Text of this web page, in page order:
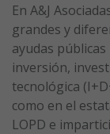
En A&J
grandes y
ayudas
inversión,
tecnológica
como en el
LOPD e